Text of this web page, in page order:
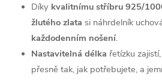
Díky kvalitnímu stříbru 925/
žlutého zlata si náhrdelník
každodenním nošení.
Nastavitelná délka řetízku
přesně tak, jak potřebujete, a